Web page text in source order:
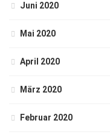
Juni 2020
Mai 2020
April 2020
März 2020
Februar 2020